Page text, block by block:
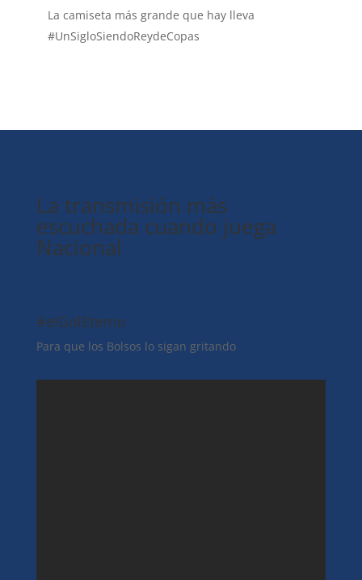
La camiseta más grande que hay lleva
#UnSigloSiendoReydeCopas
La transmisión más
escuchada cuando juega
Nacional
#elGolEterno
Para que los Bolsos lo sigan gritando